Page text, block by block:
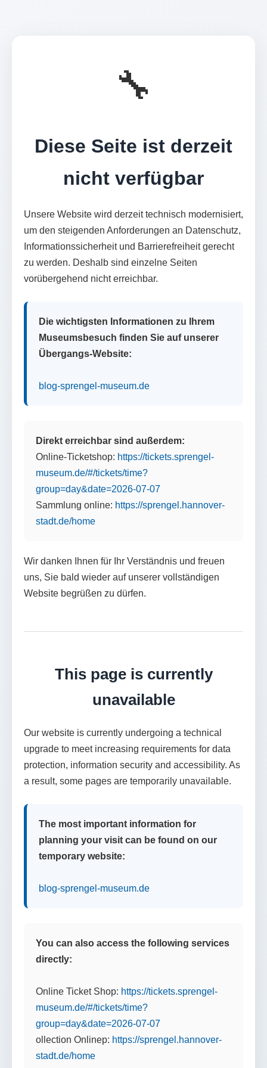
🔧
Diese Seite ist derzeit
nicht verfügbar
Unsere Website wird derzeit technisch modernisiert,
um den steigenden Anforderungen an Datenschutz,
Informationssicherheit und Barrierefreiheit gerecht
zu werden. Deshalb sind einzelne Seiten
vorübergehend nicht erreichbar.
Die wichtigsten Informationen zu Ihrem
Museumsbesuch finden Sie auf unserer
Übergangs-Website:
blog-sprengel-museum.de
Direkt erreichbar sind außerdem:
Online-Ticketshop: https://tickets.sprengel-
museum.de/#/tickets/time?
group=day&date=2026-07-07
Sammlung online: https://sprengel.hannover-
stadt.de/home
Wir danken Ihnen für Ihr Verständnis und freuen
uns, Sie bald wieder auf unserer vollständigen
Website begrüßen zu dürfen.
This page is currently
unavailable
Our website is currently undergoing a technical
upgrade to meet increasing requirements for data
protection, information security and accessibility. As
a result, some pages are temporarily unavailable.
The most important information for
planning your visit can be found on our
temporary website:
blog-sprengel-museum.de
You can also access the following services
directly:
Online Ticket Shop: https://tickets.sprengel-
museum.de/#/tickets/time?
group=day&date=2026-07-07
ollection Onlinep: https://sprengel.hannover-
stadt.de/home